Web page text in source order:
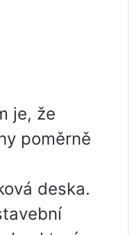
je, že
poměrně
deska.